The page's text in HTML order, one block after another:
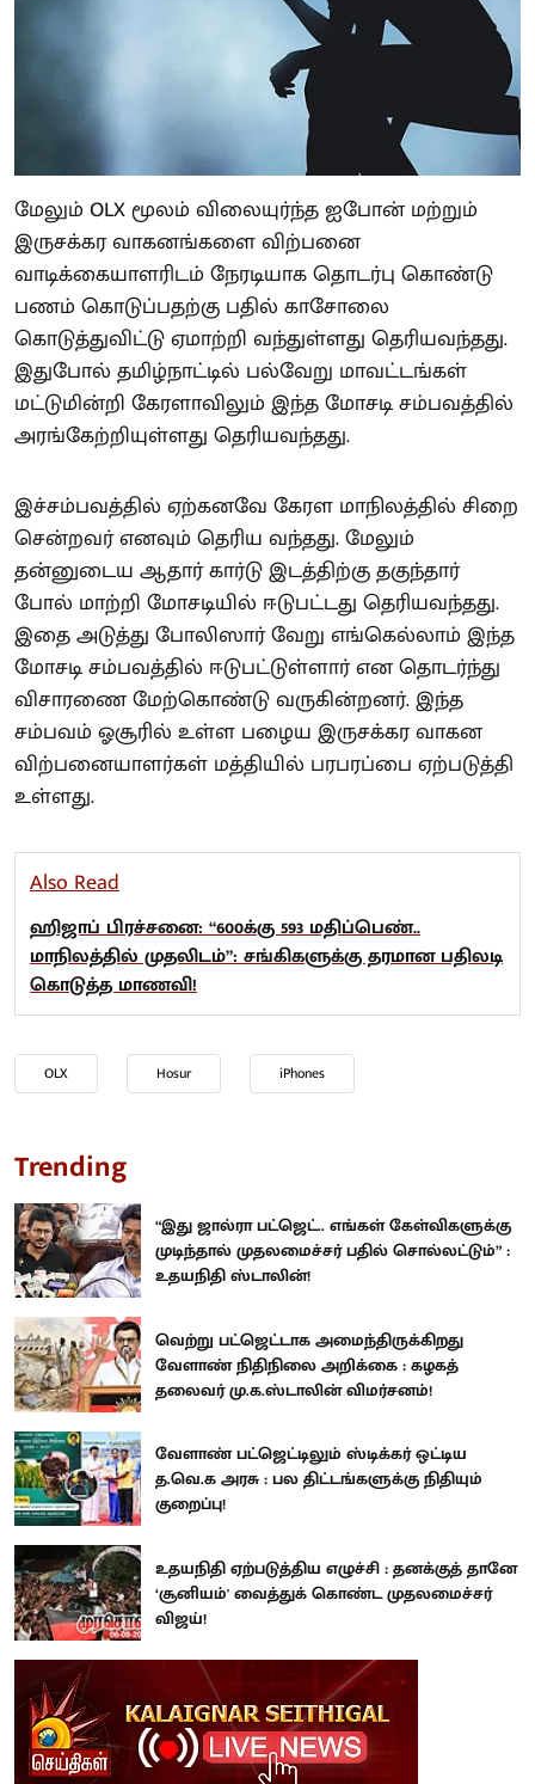
மேலும் OLX மூலம் விலையுர்ந்த ஐபோன் மற்றும்
இருசக்கர வாகனங்களை விற்பனை
வாடிக்கையாளரிடம் நேரடியாக தொடர்பு கொண்டு
பணம் கொடுப்பதற்கு பதில் காசோலை
கொடுத்துவிட்டு ஏமாற்றி வந்துள்ளது தெரியவந்தது.
இதுபோல் தமிழ்நாட்டில் பல்வேறு மாவட்டங்கள்
மட்டுமின்றி கேரளாவிலும் இந்த மோசடி சம்பவத்தில்
அரங்கேற்றியுள்ளது தெரியவந்தது.
இச்சம்பவத்தில் ஏற்கனவே கேரள மாநிலத்தில் சிறை
சென்றவர் எனவும் தெரிய வந்தது. மேலும்
தன்னுடைய ஆதார் கார்டு இடத்திற்கு தகுந்தார்
போல் மாற்றி மோசடியில் ஈடுபட்டது தெரியவந்தது.
இதை அடுத்து போலிஸார் வேறு எங்கெல்லாம் இந்த
மோசடி சம்பவத்தில் ஈடுபட்டுள்ளார் என தொடர்ந்து
விசாரணை மேற்கொண்டு வருகின்றனர். இந்த
சம்பவம் ஓசூரில் உள்ள பழைய இருசக்கர வாகன
விற்பனையாளர்கள் மத்தியில் பரபரப்பை ஏற்படுத்தி
உள்ளது.
Also Read
ஹிஜாப் பிரச்சனை: “600க்கு 593 மதிப்பெண்..
மாநிலத்தில் முதலிடம்”: சங்கிகளுக்கு தரமான பதிலடி
கொடுத்த மாணவி!
OLX Hosur iPhones
Trending
“இது ஜால்ரா பட்ஜெட்.. எங்கள் கேள்விகளுக்கு
முடிந்தால் முதலமைச்சர் பதில் சொல்லட்டும்” :
உதயநிதி ஸ்டாலின்!
வெற்று பட்ஜெட்டாக அமைந்திருக்கிறது
வேளாண் நிதிநிலை அறிக்கை : கழகத்
தலைவர் மு.க.ஸ்டாலின் விமர்சனம்!
வேளாண் பட்ஜெட்டிலும் ஸ்டிக்கர் ஒட்டிய
த.வெ.க அரசு : பல திட்டங்களுக்கு நிதியும்
குறைப்பு!
உதயநிதி ஏற்படுத்திய எழுச்சி : தனக்குத் தானே
‘சூனியம்' வைத்துக் கொண்ட முதலமைச்சர்
விஜய்!